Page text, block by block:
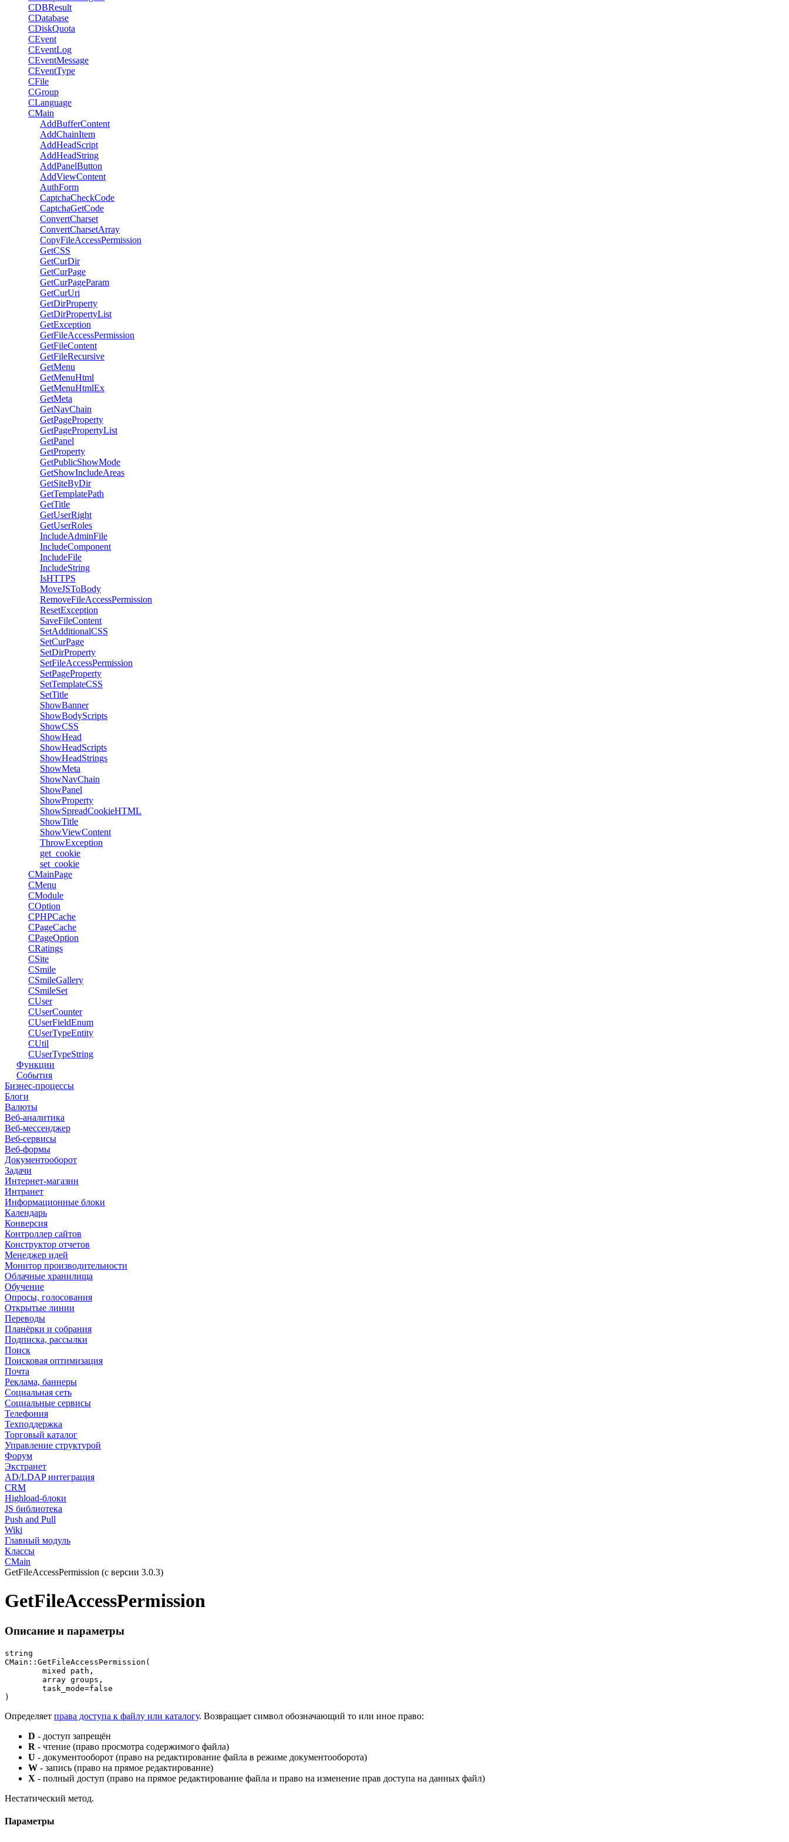
CDBResult
CDatabase
CDiskQuota
CEvent
CEventLog
CEventMessage
CEventType
CFile
CGroup
CLanguage
CMain
AddBufferContent
AddChainItem
AddHeadScript
AddHeadString
AddPanelButton
AddViewContent
AuthForm
CaptchaCheckCode
CaptchaGetCode
ConvertCharset
ConvertCharsetArray
CopyFileAccessPermission
GetCSS
GetCurDir
GetCurPage
GetCurPageParam
GetCurUri
GetDirProperty
GetDirPropertyList
GetException
GetFileAccessPermission
GetFileContent
GetFileRecursive
GetMenu
GetMenuHtml
GetMenuHtmlEx
GetMeta
GetNavChain
GetPageProperty
GetPagePropertyList
GetPanel
GetProperty
GetPublicShowMode
GetShowIncludeAreas
GetSiteByDir
GetTemplatePath
GetTitle
GetUserRight
GetUserRoles
IncludeAdminFile
IncludeComponent
IncludeFile
IncludeString
IsHTTPS
MoveJSToBody
RemoveFileAccessPermission
ResetException
SaveFileContent
SetAdditionalCSS
SetCurPage
SetDirProperty
SetFileAccessPermission
SetPageProperty
SetTemplateCSS
SetTitle
ShowBanner
ShowBodyScripts
ShowCSS
ShowHead
ShowHeadScripts
ShowHeadStrings
ShowMeta
ShowNavChain
ShowPanel
ShowProperty
ShowSpreadCookieHTML
ShowTitle
ShowViewContent
ThrowException
get_cookie
set_cookie
CMainPage
CMenu
CModule
COption
CPHPCache
CPageCache
CPageOption
CRatings
CSite
CSmile
CSmileGallery
CSmileSet
CUser
CUserCounter
CUserFieldEnum
CUserTypeEntity
CUtil
CUserTypeString
Функции
События
Бизнес-процессы
Блоги
Валюты
Веб-аналитика
Веб-мессенджер
Веб-сервисы
Веб-формы
Документооборот
Задачи
Интернет-магазин
Интранет
Информационные блоки
Календарь
Конверсия
Контроллер сайтов
Конструктор отчетов
Менеджер идей
Монитор производительности
Облачные хранилища
Обучение
Опросы, голосования
Открытые линии
Переводы
Планёрки и собрания
Подписка, рассылки
Поиск
Поисковая оптимизация
Почта
Реклама, баннеры
Социальная сеть
Социальные сервисы
Телефония
Техподдержка
Торговый каталог
Управление структурой
Форум
Экстранет
AD/LDAP интеграция
CRM
Highload-блоки
JS библиотека
Push and Pull
Wiki
Главный модуль
Классы
CMain
GetFileAccessPermission (с версии 3.0.3)
GetFileAccessPermission
Описание и параметры
string
CMain::GetFileAccessPermission(
)
Определяет права доступа к файлу или каталогу. Возвращает символ обозначающий то или иное право:
D - доступ запрещён
R - чтение (право просмотра содержимого файла)
U - документооборот (право на редактирование файла в режиме документооборота)
W - запись (право на прямое редактирование)
X - полный доступ (право на прямое редактирование файла и право на изменение прав доступа на данных файл)
Нестатический метод.
Параметры